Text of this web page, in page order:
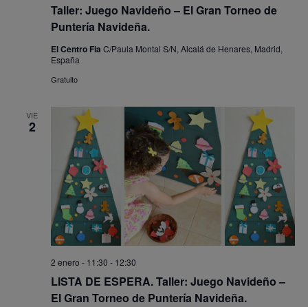
Taller: Juego Navideño – El Gran Torneo de
Puntería Navideña.
El Centro Fia C/Paula Montal S/N, Alcalá de Henares, Madrid,
España
Gratuito
VIE
2
LISTA DE ESPERA. Taller: Juego Navideño –
El Gran Torneo de Puntería Navideña.
2 enero - 11:30 - 12:30